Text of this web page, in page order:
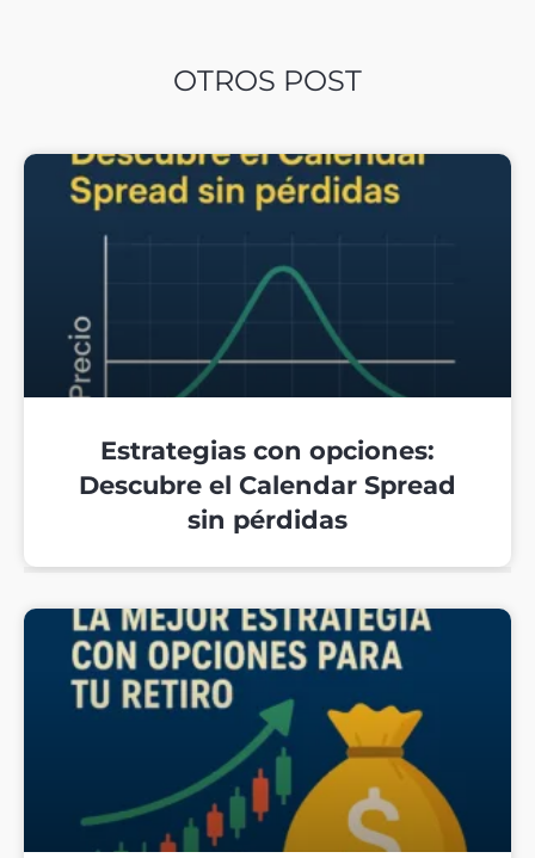
OTROS POST
Estrategias con opciones:
Descubre el Calendar Spread
sin pérdidas